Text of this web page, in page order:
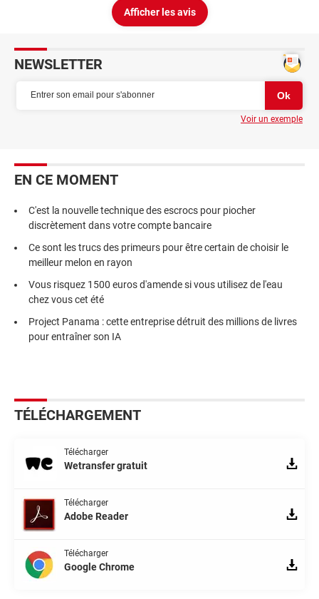
Afficher les avis
NEWSLETTER
Voir un exemple
EN CE MOMENT
C'est la nouvelle technique des escrocs pour piocher
discrètement dans votre compte bancaire
Ce sont les trucs des primeurs pour être certain de choisir le
meilleur melon en rayon
Vous risquez 1500 euros d'amende si vous utilisez de l'eau
chez vous cet été
Project Panama : cette entreprise détruit des millions de livres
pour entraîner son IA
TÉLÉCHARGEMENT
Télécharger
Wetransfer gratuit
Télécharger
Adobe Reader
Télécharger
Google Chrome